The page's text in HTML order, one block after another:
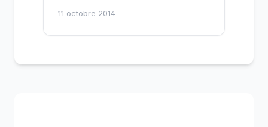
11 octobre 2014